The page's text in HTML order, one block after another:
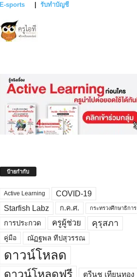
E-sports รับทำบัญชี
ป้ายกำกับ
Active Learning
COVID-19
Starfish Labz
ก.ค.ศ. กระทรวงศึกษาธิการ
การประกวด ครูผู้ช่วย คุรุสภา
คู่มือ ณัฏฐพล ทีปสุวรรณ
ดาวน์โหลด
ดาวน์โหลดฟรี ตรีนุช เทียนทอง